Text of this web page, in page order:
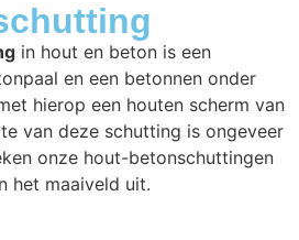
in hout en beton is een
en een betonnen onder
hierop een houten scherm van
van deze schutting is ongeveer
onze hout-betonschuttingen
het maaiveld uit.